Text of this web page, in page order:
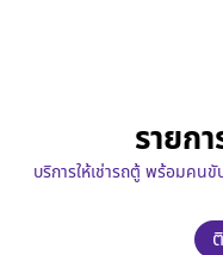
รายก
บริการให้เช่ารถตู้ พร้อมคน